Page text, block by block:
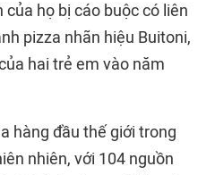
họ bị cáo buộc có liên
pizza nhãn hiệu Buitoni,
hai trẻ em vào năm
hàng đầu thế giới trong
nhiên, với 104 nguồn